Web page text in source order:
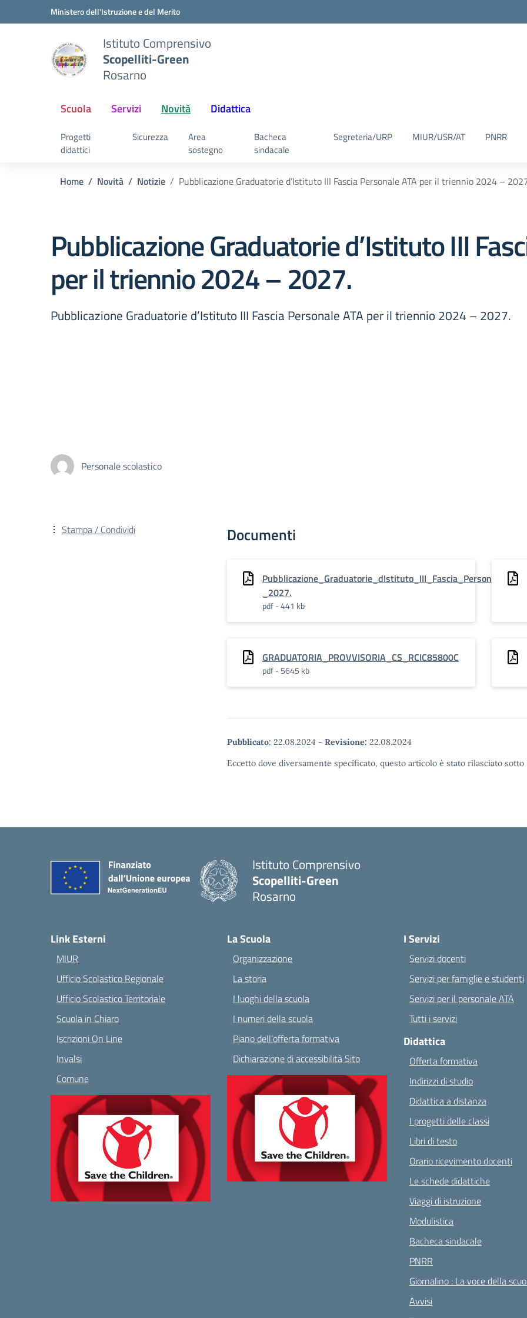
Vai ai contenuti
Vai al menu di navigazioneMinistero dell'Istruzione e del Merito
Istituto Comprensivo
Scopelliti-Green
Rosarno
Scuola Servizi Novità Didattica
Progetti
didattici
Sicurezza
Area
sostegno
Bacheca
sindacale
Segreteria/URP MIUR/USR/AT PNRR
Home Novità Notizie Pubblicazione Graduatorie d’Istituto III Fascia Personale ATA per il triennio 2024 –
Pubblicazione Graduatorie d’Istituto III
per il triennio 2024 – 2027.
Pubblicazione Graduatorie d’Istituto III Fascia Personale ATA per il triennio 2024 – 2027.
Personale scolastico
Documenti
_2027.
pdf - 441 kb
GRADUATORIA_PROVVISORIA_CS_RCIC85800C
pdf - 5645 kb
Pubblicato: 22.08.2024 - Revisione: 22.08.2024
Eccetto dove diversamente specificato, questo articolo è stato rilasciato
Stampa / Condividi
Istituto Comprensivo
Scopelliti-Green
Rosarno
Link Esterni
MIUR
Ufficio Scolastico Regionale
Ufficio Scolastico Territoriale
Scuola in Chiaro
Iscrizioni On Line
Invalsi
Comune
La Scuola
Organizzazione
La storia
I luoghi della scuola
I numeri della scuola
Piano dell’offerta formativa
Dichiarazione di accessibilità Sito
I Servizi
Servizi docenti
Servizi per famiglie e studenti
Servizi per il personale ATA
Tutti i servizi
Didattica
Offerta formativa
Indirizzi di studio
Didattica a distanza
I progetti delle classi
Libri di testo
Orario ricevimento docenti
Le schede didattiche
Viaggi di istruzione
Modulistica
Bacheca sindacale
PNRR
Giornalino : La voce della
Avvisi